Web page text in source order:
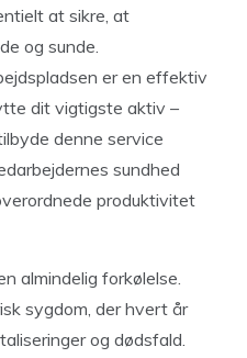
at sikre, at
og sunde.
er en effektiv
dit vigtigste aktiv –
denne service
sundhed
produktivitet
almindelig forkølelse.
sygdom, der hvert år
og dødsfald.